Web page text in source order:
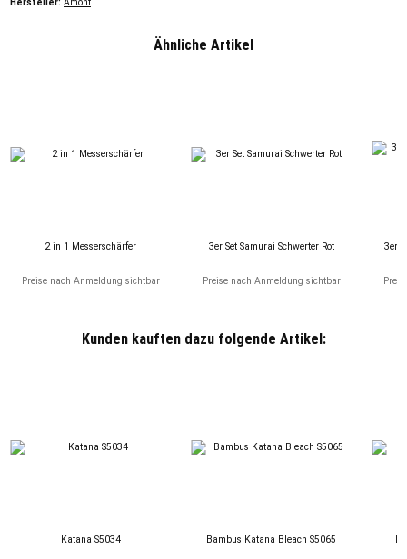
Hersteller: Amont
Ähnliche Artikel
2 in 1 Messerschärfer
Preise nach Anmeldung sichtbar
3er Set Samurai Schwerter Rot
Preise nach Anmeldung sichtbar
3er
Kunden kauften dazu folgende Artikel:
Katana S5034 Bambus Katana Bleach S5065